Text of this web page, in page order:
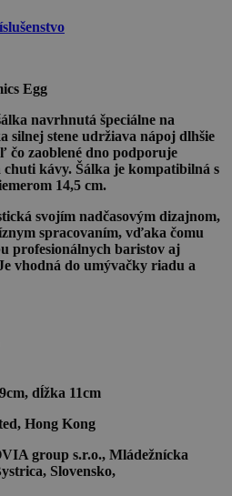
Egg
navrhnutá špeciálne na
silnej stene udržiava nápoj dlhšie
čo zaoblené dno podporuje
kávy. Šálka je kompatibilná s
14,5 cm.
svojím nadčasovým dizajnom,
spracovaním, vďaka čomu
profesionálnych baristov aj
vhodná do umývačky riadu a
dĺžka 11cm
Hong Kong
group s.r.o., Mládežnícka
Slovensko,